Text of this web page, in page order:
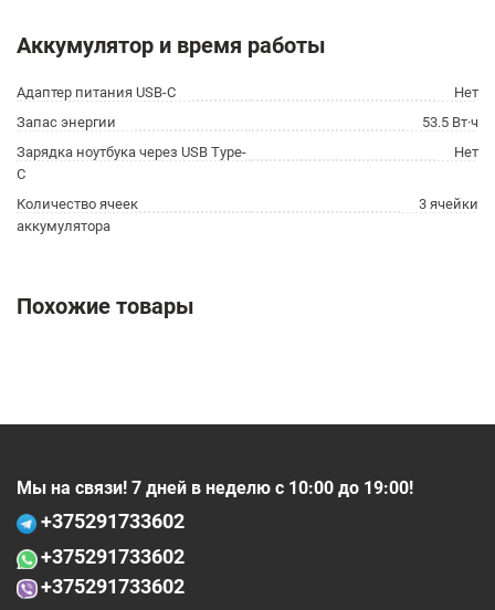
Аккумулятор и время работы
Адаптер питания USB-C
Нет
Запас энергии
53.5 Вт·ч
Зарядка ноутбука через USB Type-
C
Нет
Количество ячеек
аккумулятора
3 ячейки
Похожие товары
Мы на связи! 7 дней в неделю с 10:00 до 19:00!
+375291733602
+375291733602
+375291733602